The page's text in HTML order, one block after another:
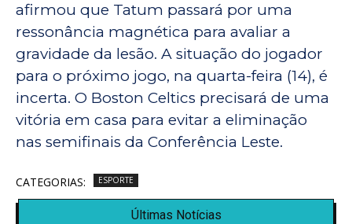
afirmou que Tatum passará por uma
ressonância magnética para avaliar a
gravidade da lesão. A situação do jogador
para o próximo jogo, na quarta-feira (14), é
incerta. O Boston Celtics precisará de uma
vitória em casa para evitar a eliminação
nas semifinais da Conferência Leste.
CATEGORIAS: ESPORTE
Últimas Notícias